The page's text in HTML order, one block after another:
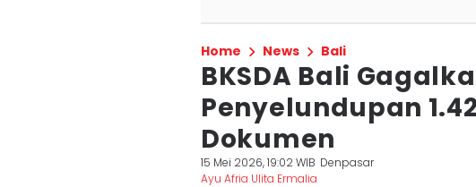
Home News Bali
BKSDA Bali
Penyelundupan
Dokumen
15 Mei 2026, 19:02 WIB Denpasar
Ayu Afria Ulita Ermalia